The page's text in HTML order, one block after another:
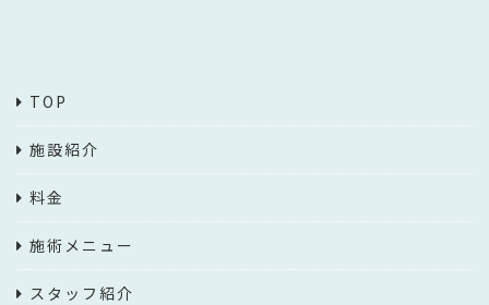
TOP
施設紹介
料金
施術メニュー
スタッフ紹介